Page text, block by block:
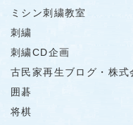
ミシン刺繍教室
刺繍
刺繍CD企画
古民家再生ブログ・株式
囲碁
将棋